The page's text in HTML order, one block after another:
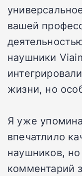
вашей
наушники
жизни, но
Я уже
впечатлило
наушников,
комментарий